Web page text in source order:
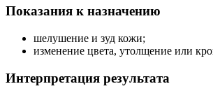
Показания к назначению
шелушение и зуд кожи;
изменение цвета, утолщение или
Интерпретация результата